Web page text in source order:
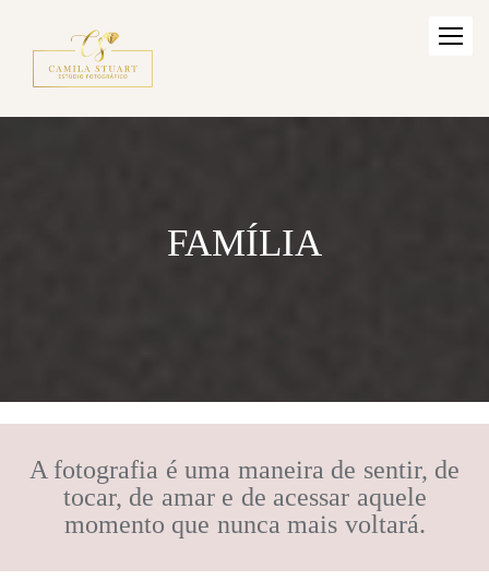
FAMÍLIA
A fotografia é uma maneira de sentir, de
tocar, de amar e de acessar aquele
momento que nunca mais voltará.